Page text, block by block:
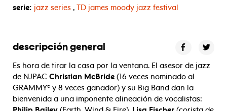
serie: jazz series , TD james moody jazz festival
descripción general
Es hora de tirar la casa por la ventana. El asesor de jazz
de NJPAC Christian McBride (16 veces nominado al
GRAMMY® y 8 veces ganador) y su Big Band dan la
bienvenida a una imponente alineación de vocalistas: